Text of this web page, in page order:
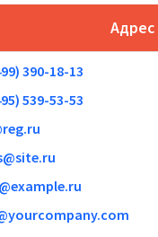
Адрес
390-18-13
539-53-53